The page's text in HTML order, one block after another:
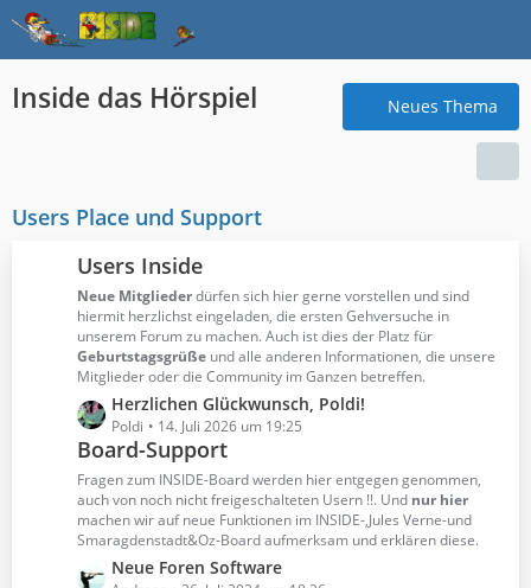
Inside das Hörspiel Neues Thema
Users Place und Support
Users Inside
Neue Mitgliederdürfen sich hier gerne vorstellen und sind
hiermit herzlichst eingeladen, die ersten Gehversuche in
unserem Forum zu machen. Auch ist dies der Platz für
Geburtstagsgrüße und alle anderen Informationen, die unsere
Mitglieder oder die Community im Ganzen betreffen.
L
e
t
z
t
e
B
e
Herzlichen Glückwunsch, Poldi!
Poldi 14. Juli 2026 um 19:25
Board-Support
Fragen zum INSIDE-Board werden hier entgegen genommen,
auch von noch nicht freigeschalteten Usern !!. Und nur hier
machen wir auf neue Funktionen im INSIDE-,Jules Verne-und
Smaragdenstadt&Oz-Board aufmerksam und erklären diese.
L
Neue Foren Software